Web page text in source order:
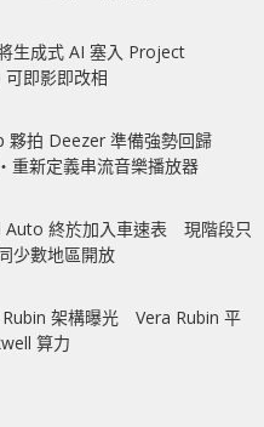
生成式 AI 塞入 Project
即影即改相
夥拍 Deezer 準備強勢回歸
重新定義串流音樂播放器
Auto 終於加入車速表 現階段只
少數地區開放
架構曝光 Vera Rubin 平
算力